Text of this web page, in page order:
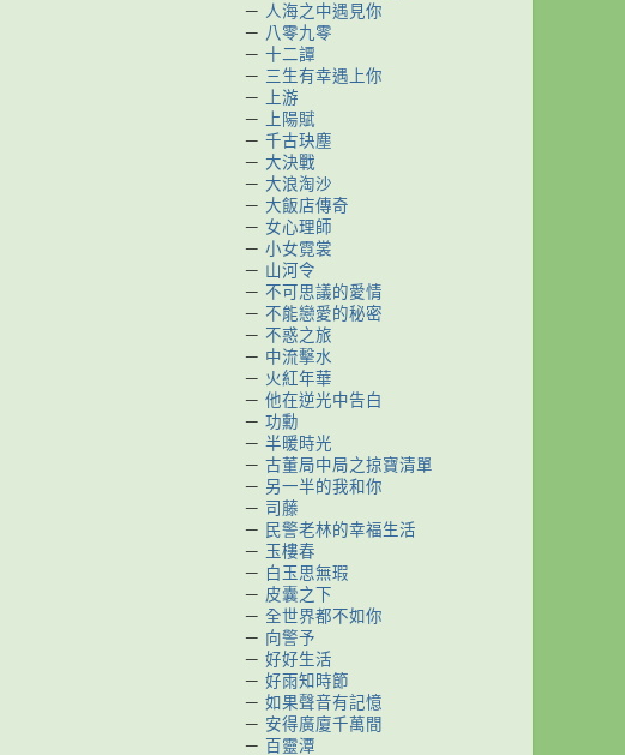
－ 人海之中遇見你
－ 八零九零
－ 十二譚
－ 三生有幸遇上你
－
上游
－
上陽賦
－ 千古玦塵
－ 大決戰
－ 大浪淘沙
－ 大飯店傳奇
－ 女心理師
－ 小女霓裳
－ 山河令
－ 不可思議的愛情
－ 不能戀愛的秘密
－ 不惑之旅
－ 中流擊水
－ 火紅年華
－ 他在逆光中告白
－ 功勳
－ 半暖時光
－ 古董局中局之掠寶清單
－ 另一半的我和你
－ 司藤
－ 民警老林的幸福生活
－ 玉樓春
－ 白玉思無瑕
－ 皮囊之下
－ 全世界都不如你
－ 向警予
－ 好好生活
－ 好雨知時節
－ 如果聲音有記憶
－ 安得廣廈千萬間
－ 百靈潭